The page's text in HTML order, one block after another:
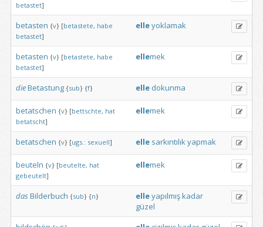
betastet]
betasten {v} [betastete, habe
betastet]
elleyoklamak
betasten {v} [betastete, habe
betastet]
ellemek
dieBetastung {sub} {f} elle dokunma
betatschen {v} [bettschte, hat
betatscht]
ellemek
betatschen {v} [ugs.: sexuell] elle sarkıntılıkyapmak
beuteln {v} [beutelte, hat
gebeutelt]
ellemek
dasBilderbuch {sub} {n} elleyapılmışkadar
güzel